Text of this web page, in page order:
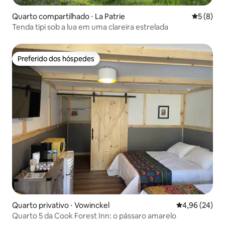
Quarto compartilhado ⋅ La Patrie 5 de
5 (8)
Tenda tipi sob a lua em uma clareira estrelada
Preferido dos hóspedes
Preferido dos hóspedes
Quarto privativo ⋅ Vowinckel 4,96 de uma
4,96 (24)
Quarto 5 da Cook Forest Inn: o pássaro amarelo